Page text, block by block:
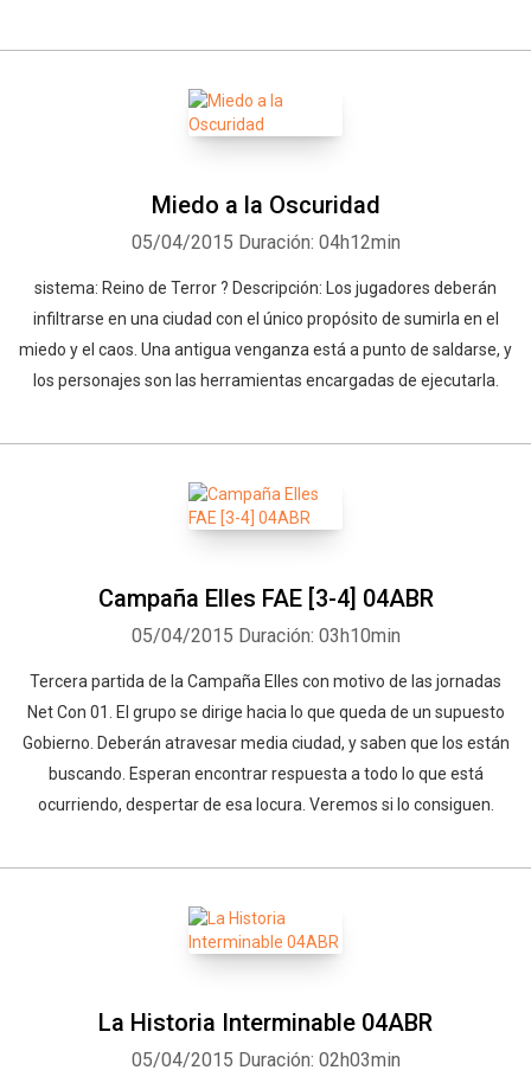
Miedo a la Oscuridad
05/04/2015 Duración: 04h12min
sistema: Reino de Terror ? Descripción: Los jugadores deberán
infiltrarse en una ciudad con el único propósito de sumirla en el
miedo y el caos. Una antigua venganza está a punto de saldarse, y
los personajes son las herramientas encargadas de ejecutarla.
Campaña Elles FAE [3-4] 04ABR
05/04/2015 Duración: 03h10min
Tercera partida de la Campaña Elles con motivo de las jornadas
Net Con 01. El grupo se dirige hacia lo que queda de un supuesto
Gobierno. Deberán atravesar media ciudad, y saben que los están
buscando. Esperan encontrar respuesta a todo lo que está
ocurriendo, despertar de esa locura. Veremos si lo consiguen.
La Historia Interminable 04ABR
05/04/2015 Duración: 02h03min